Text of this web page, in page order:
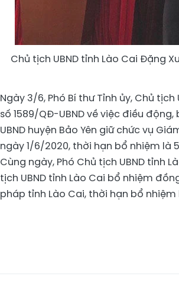
Chủ tịch UBND tỉnh Lào Cai Đặng
Ngày 3/6, Phó Bí thư Tỉnh ủy, Chủ
số 1589/QĐ-UBND về việc điều
UBND huyện Bảo Yên giữ chức vụ
ngày 1/6/2020, thời hạn bổ nhiệm là
Cùng ngày, Phó Chủ tịch UBND tỉnh
tịch UBND tỉnh Lào Cai bổ nhiệm
pháp tỉnh Lào Cai, thời hạn bổ